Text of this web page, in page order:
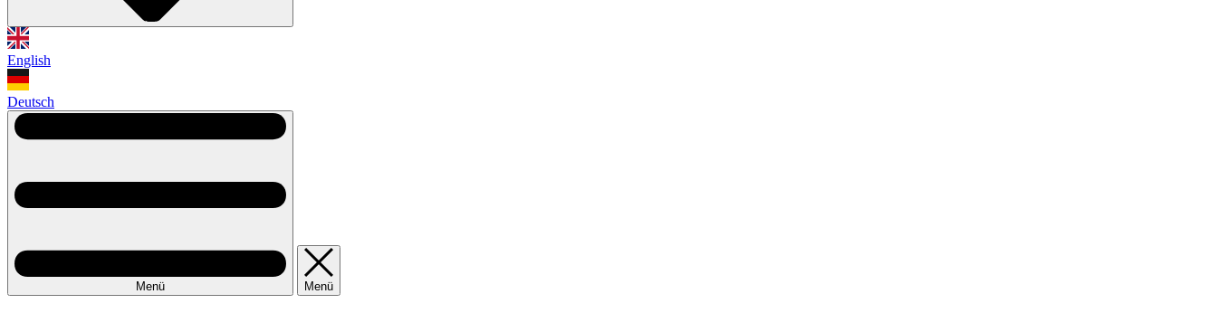
English
Deutsch
Menü Menü